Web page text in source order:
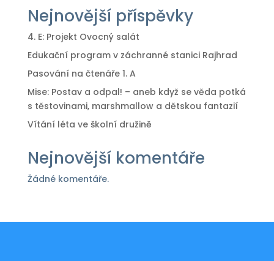
Nejnovější příspěvky
4. E: Projekt Ovocný salát
Edukační program v záchranné stanici Rajhrad
Pasování na čtenáře 1. A
Mise: Postav a odpal! – aneb když se věda potká
s těstovinami, marshmallow a dětskou fantazií
Vítání léta ve školní družině
Nejnovější komentáře
Žádné komentáře.